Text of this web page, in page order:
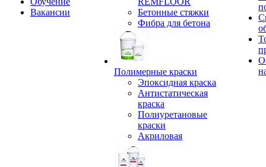
Вакансии
Бетонные стяжки
Фибра для бетона
Полимерные краски
Эпоксидная краска
Антистатическая
краска
Полиуретановые
краски
Акриловая